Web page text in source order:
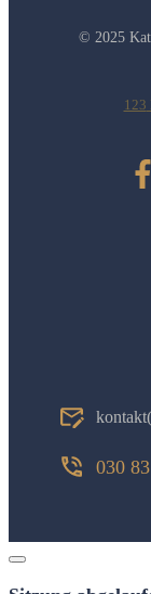
© 2025
123
030
Dialog